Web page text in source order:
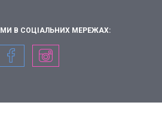
В СОЦІАЛЬНИХ МЕРЕЖАХ: